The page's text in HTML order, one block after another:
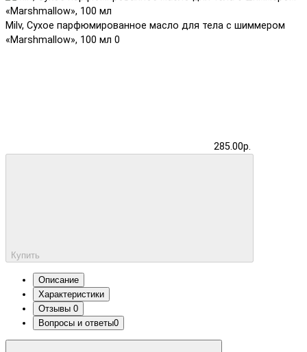
Milv, Сухое парфюмированное масло для тела с шиммером
«Marshmallow», 100 мл 0
285.00р.
Купить
Описание
Характеристики
Отзывы 0
Вопросы и ответы0